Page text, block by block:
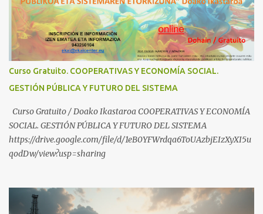
compartir ideas, para proteger a los niños y adolescentes vascos
frente a abusos y manipulaciones: BABESTUren kanal berriak
ezagutzen dituzu? Euskal haurrak eta nerabeak abusu eta
manipulazioetatik babesteko zerbait egin nahi baduzu, edo ideiak
partekatu nahi badituzu: Telegram :
https://whatsapp.com/channel/0029VbBW56k0LKZJWzQyoE1T
SÍGUENOS EN YOUTUBE: https://www.youtube.com/@ekaicenter?
sub_confirmation=1
Curso Gratuito. COOPERATIVAS Y ECONOMÍA SOCIAL.
GESTIÓN PÚBLICA Y FUTURO DEL SISTEMA
Curso Gratuito / Doako Ikastaroa COOPERATIVAS Y ECONOMÍA
SOCIAL. GESTIÓN PÚBLICA Y FUTURO DEL SISTEMA
https://drive.google.com/file/d/1eB0YFWrdqa6ToUAzbjEIzXyXI5u
qodDw/view?usp=sharing